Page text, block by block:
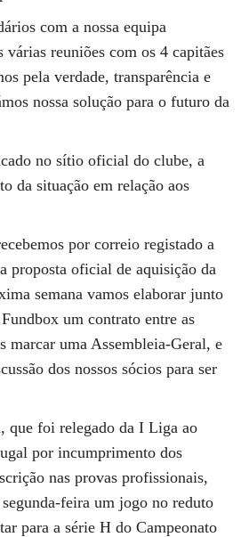
com a nossa equipa
reuniões com os 4 capitães
pela verdade, transparência e
nossa solução para o futuro da
no sítio oficial do clube, a
da situação em relação aos
por correio registado a
proposta oficial de aquisição da
semana vamos elaborar junto
um contrato entre as
marcar uma Assembleia-Geral, e
dos nossos sócios para ser
que foi relegado da I Liga ao
por incumprimento dos
nas provas profissionais,
feira um jogo no reduto
para a série H do Campeonato